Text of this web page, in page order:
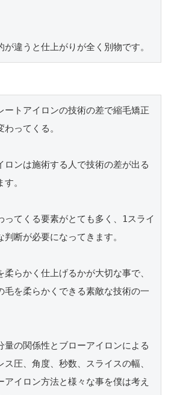
ートアイロンの技術の差で縮毛矯正
ってくる。
ロンは施術する人で技術の差が出る
。
ってくる要素がとても多く、1スライ
判断が必要になってきます。
柔らかく仕上げるかが大切な事で、
毛を柔らかくできる素敵な技術の一
量の関係性とブローアイロンによる
ス圧、角度、秒数、スライスの幅、
アイロン方法と様々な事を僕は考え